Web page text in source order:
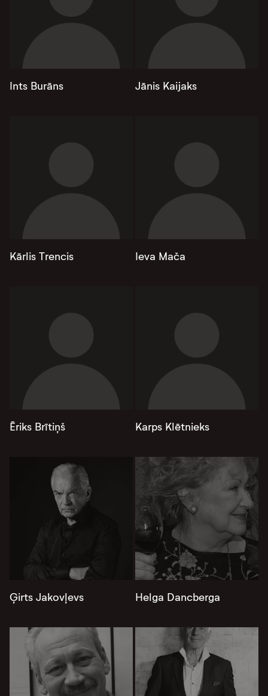
Ints Burāns Jānis Kaijaks
Kārlis Trencis Ieva Mača
Ēriks Brītiņš Karps Klētnieks
Ģirts Jakovļevs Helga Dancberga